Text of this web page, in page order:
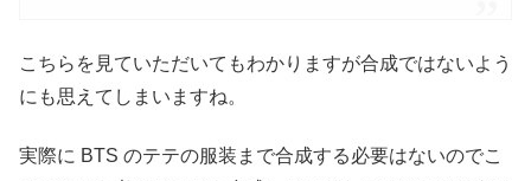
こちらを見ていただいてもわかりますが合成ではないよう
にも思えてしまいますね。
実際に BTS のテテの服装まで合成する必要はないのでこ